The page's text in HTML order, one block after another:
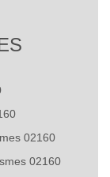
02160
02160